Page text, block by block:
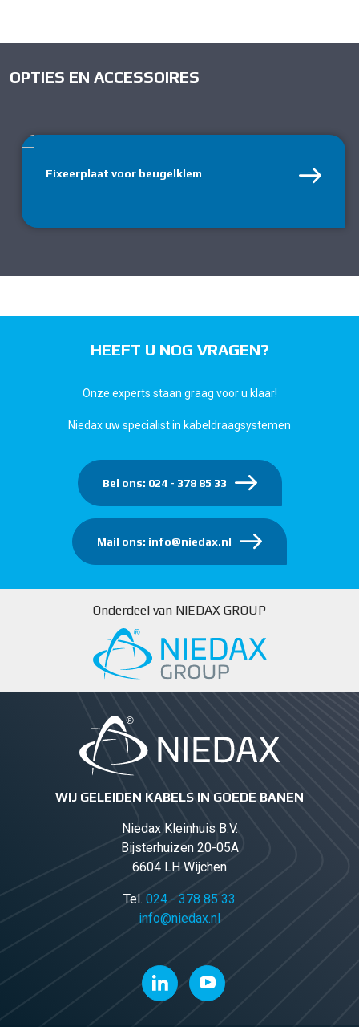
OPTIES EN ACCESSOIRES
Fixeerplaat voor beugelklem
HEEFT U NOG VRAGEN?
Onze experts staan graag voor u klaar!
Niedax uw specialist in kabeldraagsystemen
Bel ons: 024 - 378 85 33
Mail ons: info@niedax.nl
Onderdeel van NIEDAX GROUP
WIJ GELEIDEN KABELS IN GOEDE BANEN
Niedax Kleinhuis B.V.
Bijsterhuizen 20-05A
6604 LH Wijchen
Tel. 024 - 378 85 33
info@niedax.nl